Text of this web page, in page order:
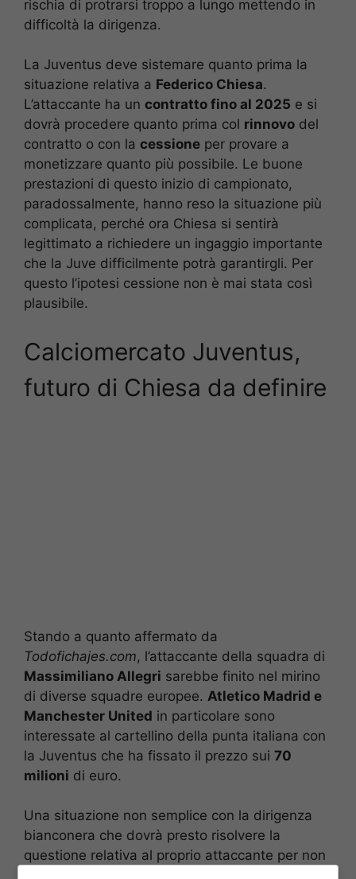
rischia di protrarsi troppo a lungo mettendo in
difficoltà la dirigenza.
La Juventus deve sistemare quanto prima la
situazione relativa a Federico Chiesa.
L’attaccante ha un contratto fino al 2025 e si
dovrà procedere quanto prima col rinnovo del
contratto o con la cessione per provare a
monetizzare quanto più possibile. Le buone
prestazioni di questo inizio di campionato,
paradossalmente, hanno reso la situazione più
complicata, perché ora Chiesa si sentirà
legittimato a richiedere un ingaggio importante
che la Juve difficilmente potrà garantirgli. Per
questo l’ipotesi cessione non è mai stata così
plausibile.
Calciomercato Juventus,
futuro di Chiesa da definire
Stando a quanto affermato da
Todofichajes.com, l’attaccante della squadra di
Massimiliano Allegri sarebbe finito nel mirino
di diverse squadre europee. Atletico Madrid e
Manchester United in particolare sono
interessate al cartellino della punta italiana con
la Juventus che ha fissato il prezzo sui 70
milioni di euro.
Una situazione non semplice con la dirigenza
bianconera che dovrà presto risolvere la
questione relativa al proprio attaccante per non